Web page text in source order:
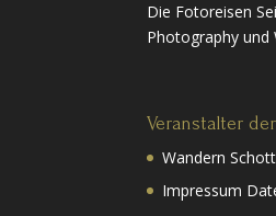
Die Fotoreisen
Photography und
Veranstalter
Wandern
Impressum